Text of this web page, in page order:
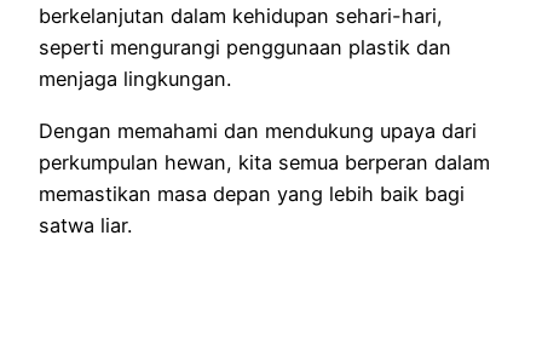
berkelanjutan dalam kehidupan sehari-hari,
seperti mengurangi penggunaan plastik dan
menjaga lingkungan.
Dengan memahami dan mendukung upaya dari
perkumpulan hewan, kita semua berperan dalam
memastikan masa depan yang lebih baik bagi
satwa liar.